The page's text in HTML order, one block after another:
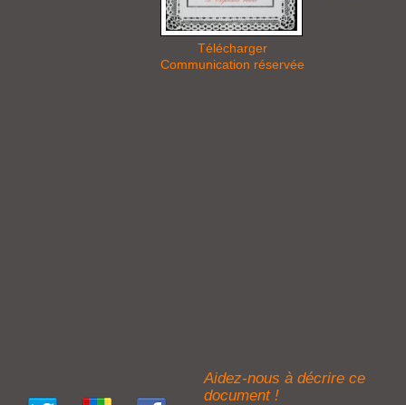
Télécharger
Communication réservée
Aidez-nous à décrire ce
document !